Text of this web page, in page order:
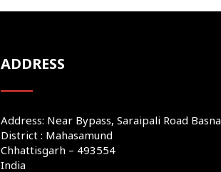
ADDRESS
Address: Near Bypass, Saraipali Road Basna
District : Mahasamund
Chhattisgarh – 493554
India